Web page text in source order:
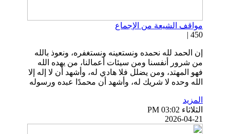
مواقف الشيعة من الإجماع
450 |
إن الحمد لله نحمده ونستعينه ونستغفره، ونعوذ بالله
من شرور أنفسنا ومن سيئات أعمالنا، من يهده الله
فهو المهتد، ومن يضلل فلا هادي له، وأشهد أن لا إله إلا
الله وحده لا شريك له، وأشهد أن محمدًا عبده ورسوله
المزيد
الثلاثاء PM 03:02
2026-04-21